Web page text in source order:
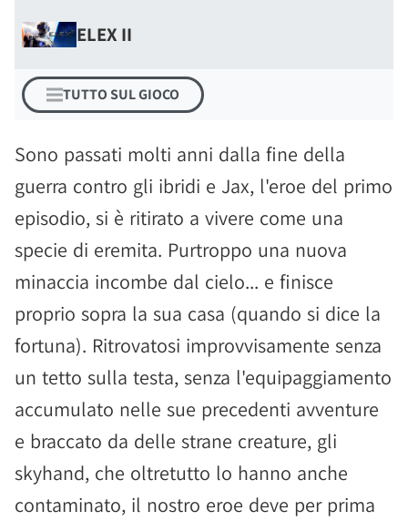
ELEX II
TUTTO SUL GIOCO
Sono passati molti anni dalla fine della
guerra contro gli ibridi e Jax, l'eroe del primo
episodio, si è ritirato a vivere come una
specie di eremita. Purtroppo una nuova
minaccia incombe dal cielo... e finisce
proprio sopra la sua casa (quando si dice la
fortuna). Ritrovatosi improvvisamente senza
un tetto sulla testa, senza l'equipaggiamento
accumulato nelle sue precedenti avventure
e braccato da delle strane creature, gli
skyhand, che oltretutto lo hanno anche
contaminato, il nostro eroe deve per prima